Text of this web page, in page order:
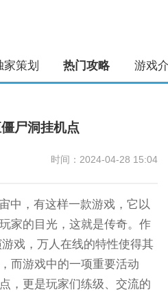
家策划 热门攻略 游戏
尸洞挂机点
时间：2024-04-28 15:04
中，有这样一款游戏，它以
家的目光，这就是传奇。作
戏，万人在线的特性使得其
而游戏中的一项重要活动
更是玩家们练级、交流的